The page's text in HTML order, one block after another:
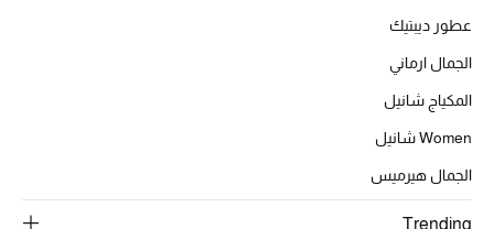
الموسم الجديد
تشكيلة الأحذية
عطور ديبتيك
الجمال ارماني
المكياج شانيل
Women شانيل
الجمال هيرميس
Trending